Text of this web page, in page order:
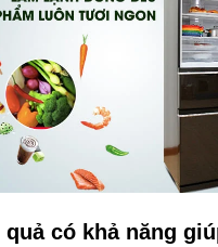
quả có khả năng